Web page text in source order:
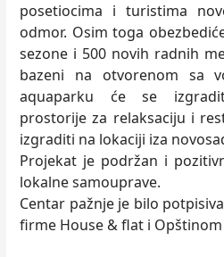
posetiocima i turistima
odmor. Osim toga
sezone i 500 novih radnih
bazeni na otvorenom sa
aquaparku će se
prostorije za relaksaciju i
izgraditi na lokaciji iza
Projekat je podržan i
lokalne samouprave.
Centar pažnje je bilo
firme House & flat i Opštinom